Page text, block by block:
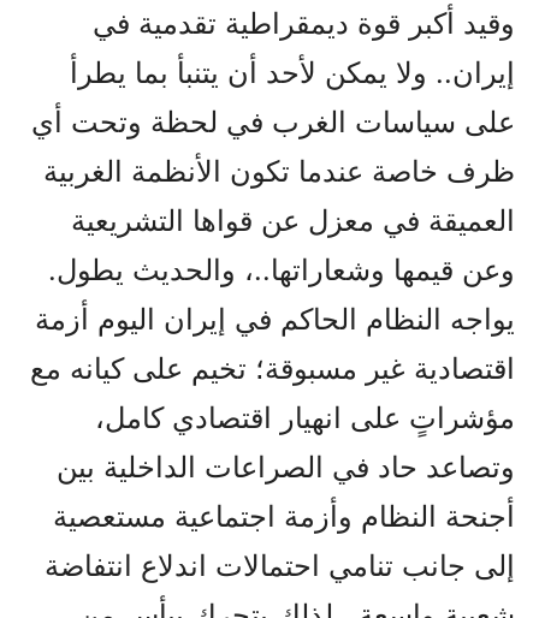
وقيد أكبر قوة ديمقراطية تقدمية في
إيران.. ولا يمكن لأحد أن يتنبأ بما يطرأ
على سياسات الغرب في لحظة وتحت أي
ظرف خاصة عندما تكون الأنظمة الغربية
العميقة في معزل عن قواها التشريعية
وعن قيمها وشعاراتها..، والحديث يطول.
يواجه النظام الحاكم في إيران اليوم أزمة
اقتصادية غير مسبوقة؛ تخيم على كيانه مع
مؤشراتٍ على انهيار اقتصادي كامل،
وتصاعد حاد في الصراعات الداخلية بين
أجنحة النظام وأزمة اجتماعية مستعصية
إلى جانب تنامي احتمالات اندلاع انتفاضة